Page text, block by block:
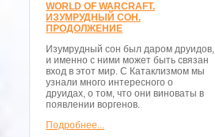
WORLD OF WARCRAFT.
ИЗУМРУДНЫЙ СОН.
ПРОДОЛЖЕНИЕ
Изумрудный сон был даром друидов,
и именно с ними может быть связан
вход в этот мир. С Катаклизмом мы
узнали много интересного о
друидах, о том, что они виноваты в
появлении воргенов.
Подробнее...